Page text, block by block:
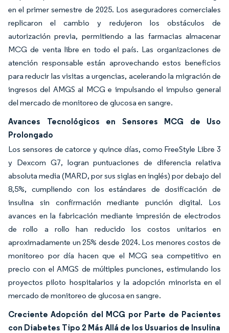
en el primer semestre de 2025. Los aseguradores comerciales
replicaron el cambio y redujeron los obstáculos de
autorización previa, permitiendo a las farmacias almacenar
MCG de venta libre en todo el país. Las organizaciones de
atención responsable están aprovechando estos beneficios
para reducir las visitas a urgencias, acelerando la migración de
ingresos del AMGS al MCG e impulsando el impulso general
del mercado de monitoreo de glucosa en sangre.
Avances Tecnológicos en Sensores MCG de Uso
Prolongado
Los sensores de catorce y quince días, como FreeStyle Libre 3
y Dexcom G7, logran puntuaciones de diferencia relativa
absoluta media (MARD, por sus siglas en inglés) por debajo del
8,5%, cumpliendo con los estándares de dosificación de
insulina sin confirmación mediante punción digital. Los
avances en la fabricación mediante impresión de electrodos
de rollo a rollo han reducido los costos unitarios en
aproximadamente un 25% desde 2024. Los menores costos de
monitoreo por día hacen que el MCG sea competitivo en
precio con el AMGS de múltiples punciones, estimulando los
proyectos piloto hospitalarios y la adopción minorista en el
mercado de monitoreo de glucosa en sangre.
Creciente Adopción del MCG por Parte de Pacientes
con Diabetes Tipo 2 Más Allá de los Usuarios de Insulina